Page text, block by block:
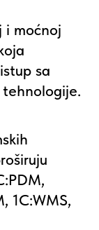
i moćnoj
sa
1C:WMS,